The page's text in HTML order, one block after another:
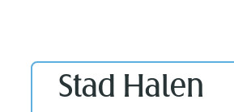
Contact
Stad Halen